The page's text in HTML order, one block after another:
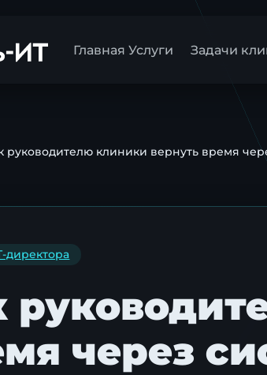
Главная Услуги Задачи
руководителю клиники вернуть время
директора
через